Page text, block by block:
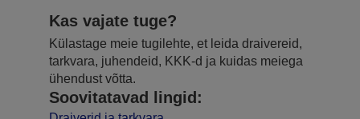
Kas vajate tuge?
Külastage meie tugilehte, et leida draivereid,
tarkvara, juhendeid, KKK-d ja kuidas meiega
ühendust võtta.
Soovitatavad lingid: